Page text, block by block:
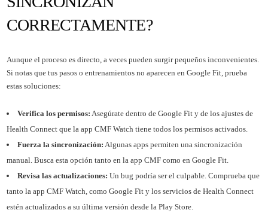
CORRECTAMENTE?
Aunque el proceso es directo, a veces pueden surgir pequeños inconvenientes.
Si notas que tus pasos o entrenamientos no aparecen en Google Fit, prueba
estas soluciones:
Verifica los permisos: Asegúrate dentro de Google Fit y de los ajustes de
Health Connect que la app CMF Watch tiene todos los permisos activados.
Fuerza la sincronización: Algunas apps permiten una sincronización
manual. Busca esta opción tanto en la app CMF como en Google Fit.
Revisa las actualizaciones: Un bug podría ser el culpable. Comprueba que
tanto la app CMF Watch, como Google Fit y los servicios de Health Connect
estén actualizados a su última versión desde la Play Store.